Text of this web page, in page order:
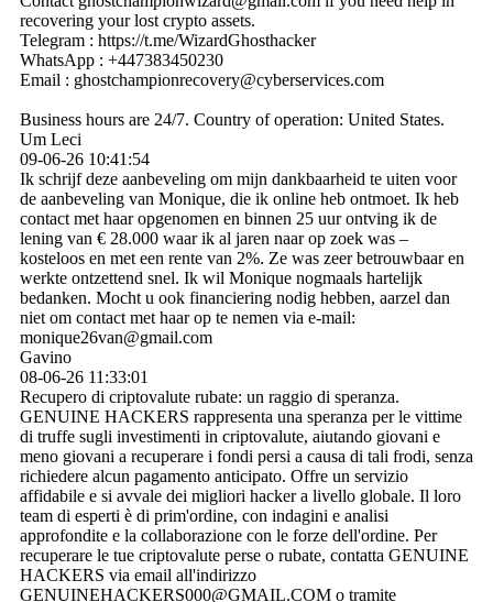
recovering your lost crypto assets.
Telegram : https:­//­t.­me/­WizardGhosthacker
WhatsApp : +447383450230
Email : ghostchampionrecovery@­cyberservices.­com
Business hours are 24/7. Country of operation: United States.
Um Leci
09-06-26 10:41:54
Ik schrijf deze aanbeveling om mijn dankbaarheid te uiten voor
de aanbeveling van Monique, die ik online heb ontmoet. Ik heb
contact met haar opgenomen en binnen 25 uur ontving ik de
lening van € 28.000 waar ik al jaren naar op zoek was –
kosteloos en met een rente van 2%. Ze was zeer betrouwbaar en
werkte ontzettend snel. Ik wil Monique nogmaals hartelijk
bedanken. Mocht u ook financiering nodig hebben, aarzel dan
niet om contact met haar op te nemen via e-mail:
monique26van@gmail.com
Gavino
08-06-26 11:33:01
Recupero di criptovalute rubate: un raggio di speranza.
GENUINE HACKERS rappresenta una speranza per le vittime
di truffe sugli investimenti in criptovalute, aiutando giovani e
meno giovani a recuperare i fondi persi a causa di tali frodi, senza
richiedere alcun pagamento anticipato. Offre un servizio
affidabile e si avvale dei migliori hacker a livello globale. Il loro
team di esperti è di prim'ordine, con indagini e analisi
approfondite e la collaborazione con le forze dell'ordine. Per
recuperare le tue criptovalute perse o rubate, contatta GENUINE
HACKERS via email all'indirizzo
GENUINEHACKERS000@­GMAIL.­COM o tramite